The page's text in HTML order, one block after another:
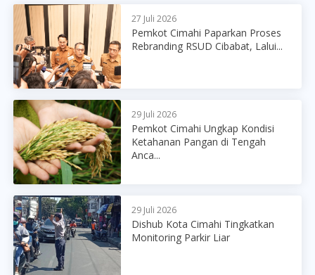
27 Juli 2026
Pemkot Cimahi Paparkan Proses
Rebranding RSUD Cibabat, Lalui...
29 Juli 2026
Pemkot Cimahi Ungkap Kondisi
Ketahanan Pangan di Tengah
Anca...
29 Juli 2026
Dishub Kota Cimahi Tingkatkan
Monitoring Parkir Liar